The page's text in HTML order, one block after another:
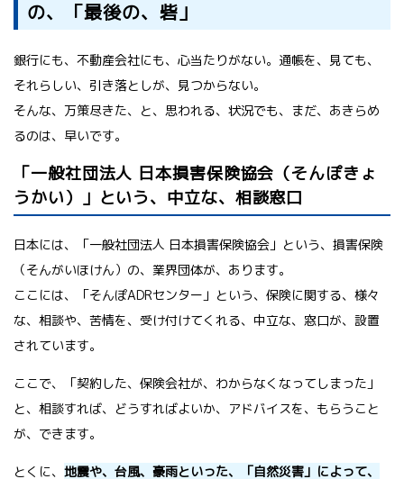
の、「最後の、砦」
銀行にも、不動産会社にも、心当たりがない。通帳を、見ても、
それらしい、引き落としが、見つからない。
そんな、万策尽きた、と、思われる、状況でも、まだ、あきらめ
るのは、早いです。
「一般社団法人 日本損害保険協会（そんぽきょ
うかい）」という、中立な、相談窓口
日本には、「一般社団法人 日本損害保険協会」という、損害保険
（そんがいほけん）の、業界団体が、あります。
ここには、「そんぽADRセンター」という、保険に関する、様々
な、相談や、苦情を、受け付けてくれる、中立な、窓口が、設置
されています。
ここで、「契約した、保険会社が、わからなくなってしまった」
と、相談すれば、どうすればよいか、アドバイスを、もらうこと
が、できます。
とくに、 地震や、台風、豪雨といった、「自然災害」によって、